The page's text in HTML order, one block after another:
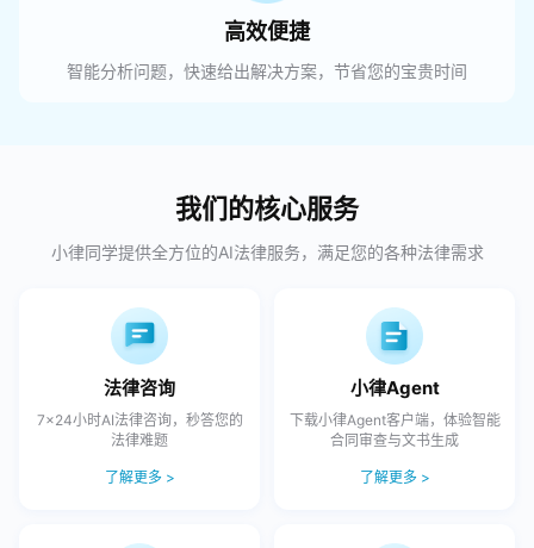
高效便捷
智能分析问题，快速给出解决方案，节省您的宝贵时间
我们的核心服务
小律同学提供全方位的AI法律服务，满足您的各种法律需求
法律咨询
7×24小时AI法律咨询，秒答您的
法律难题
了解更多 >
小律Agent
下载小律Agent客户端，体验智能
合同审查与文书生成
了解更多 >